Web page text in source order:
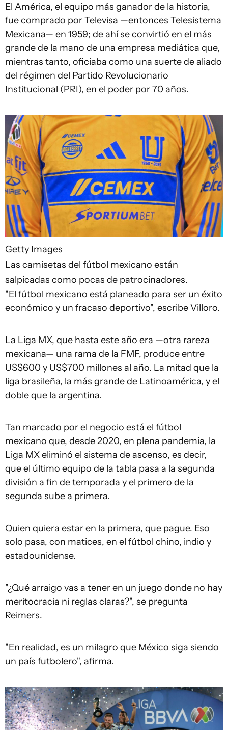
El América, el equipo más ganador de la historia,
fue comprado por Televisa —entonces Telesistema
Mexicana— en 1959; de ahí se convirtió en el más
grande de la mano de una empresa mediática que,
mientras tanto, oficiaba como una suerte de aliado
del régimen del Partido Revolucionario
Institucional (PRI), en el poder por 70 años.
Getty Images
Las camisetas del fútbol mexicano están
salpicadas como pocas de patrocinadores.
"El fútbol mexicano está planeado para ser un éxito
económico y un fracaso deportivo", escribe Villoro.
La Liga MX, que hasta este año era —otra rareza
mexicana— una rama de la FMF, produce entre
US$600 y US$700 millones al año. La mitad que la
liga brasileña, la más grande de Latinoamérica, y el
doble que la argentina.
Tan marcado por el negocio está el fútbol
mexicano que, desde 2020, en plena pandemia, la
Liga MX eliminó el sistema de ascenso, es decir,
que el último equipo de la tabla pasa a la segunda
división a fin de temporada y el primero de la
segunda sube a primera.
Quien quiera estar en la primera, que pague. Eso
solo pasa, con matices, en el fútbol chino, indio y
estadounidense.
"¿Qué arraigo vas a tener en un juego donde no hay
meritocracia ni reglas claras?", se pregunta
Reimers.
"En realidad, es un milagro que México siga siendo
un país futbolero", afirma.